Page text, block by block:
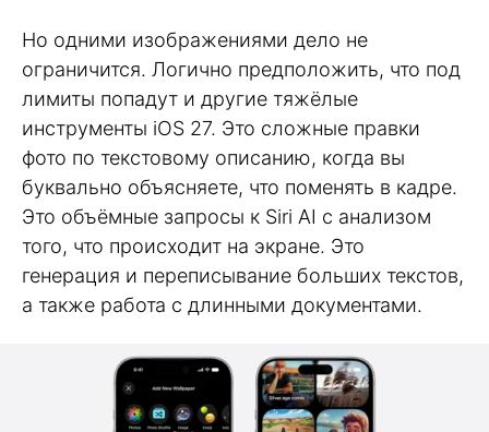
Но одними изображениями дело не
ограничится. Логично предположить, что под
лимиты попадут и другие тяжёлые
инструменты iOS 27. Это сложные правки
фото по текстовому описанию, когда вы
буквально объясняете, что поменять в кадре.
Это объёмные запросы к Siri AI с анализом
того, что происходит на экране. Это
генерация и переписывание больших текстов,
а также работа с длинными документами.